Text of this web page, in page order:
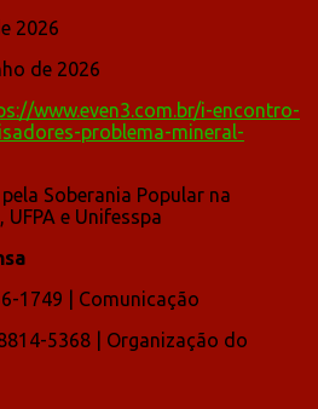
2026
de 2026
www.even3.com.br/i-encontro-
problema-mineral-
Soberania Popular na
UFPA e Unifesspa
1749 | Comunicação
5368 | Organização do